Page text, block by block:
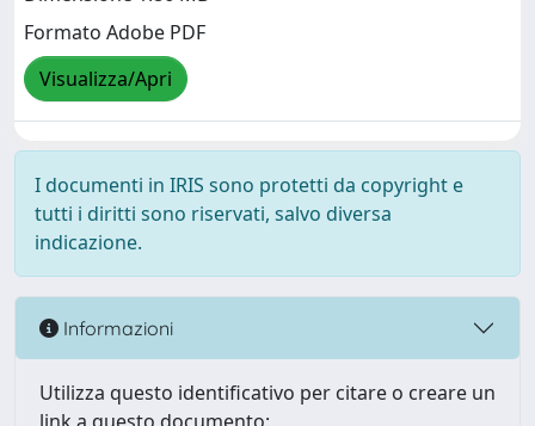
Formato Adobe PDF
Visualizza/Apri
I documenti in IRIS sono protetti da copyright e
tutti i diritti sono riservati, salvo diversa
indicazione.
Informazioni
Utilizza questo identificativo per citare o creare un